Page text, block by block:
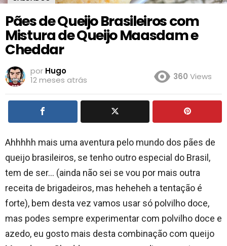
Pães de Queijo Brasileiros com
Mistura de Queijo Maasdam e
Cheddar
por Hugo
12 meses atrás
360 Views
Ahhhhh mais uma aventura pelo mundo dos pães de
queijo brasileiros, se tenho outro especial do Brasil,
tem de ser… (ainda não sei se vou por mais outra
receita de brigadeiros, mas heheheh a tentação é
forte), bem desta vez vamos usar só polvilho doce,
mas podes sempre experimentar com polvilho doce e
azedo, eu gosto mais desta combinação com queijo